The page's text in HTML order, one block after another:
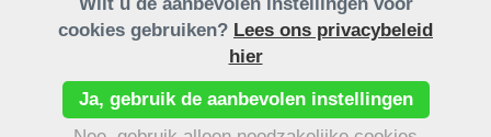
cookies gebruiken? Lees ons privacybeleid
hier
Ja, gebruik de aanbevolen instellingen